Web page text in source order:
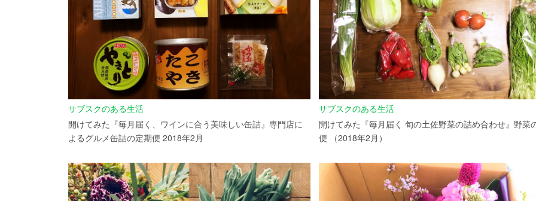
サブスクのある生活
開けてみた『毎月届く、ワインに合う美味しい缶詰』専門店に
よるグルメ缶詰の定期便 2018年2月
サブスクのある生活
開けてみた『毎月届く 旬の土佐野菜の詰め合わせ』野菜
便 （2018年2月）